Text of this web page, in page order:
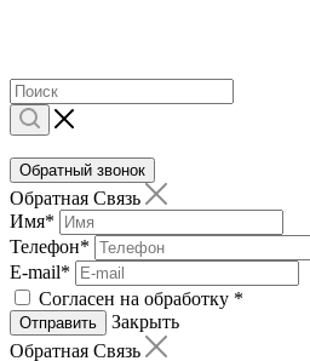
Обратный звонок
Обратная Связь
Имя*
Телефон*
E-mail*
Согласен на обработку *
Отправить
Закрыть
Обратная Связь